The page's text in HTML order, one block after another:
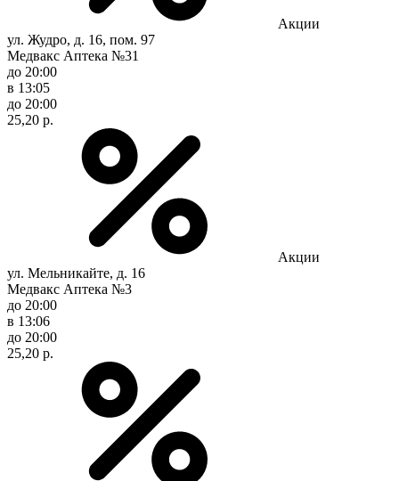
Акции
ул. Жудро, д. 16, пом. 97
Медвакс Аптека №31
до 20:00
в 13:05
до 20:00
25,20 р.
Акции
ул. Мельникайте, д. 16
Медвакс Аптека №3
до 20:00
в 13:06
до 20:00
25,20 р.